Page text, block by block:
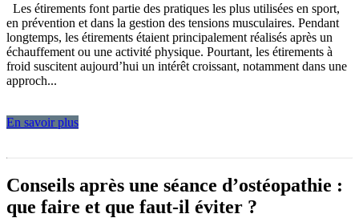
Les étirements font partie des pratiques les plus utilisées en sport,
en prévention et dans la gestion des tensions musculaires. Pendant
longtemps, les étirements étaient principalement réalisés après un
échauffement ou une activité physique. Pourtant, les étirements à
froid suscitent aujourd’hui un intérêt croissant, notamment dans une
approch...
En savoir plus
Conseils après une séance d’ostéopathie :
que faire et que faut-il éviter ?